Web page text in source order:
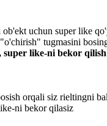
ob'ekt uchun super like
tugmasini
super like-ni bekor
orqali siz rieltingni
ni bekor qilasiz